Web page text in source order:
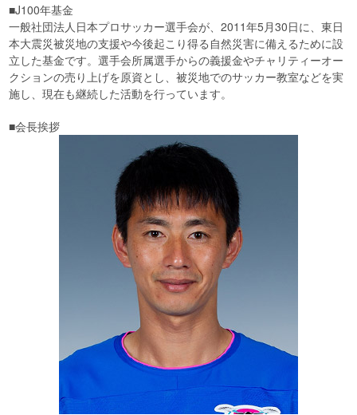
■J100年基金
一般社団法人日本プロサッカー選手会が、2011年5月30日に、東日
本大震災被災地の支援や今後起こり得る自然災害に備えるために設
立した基金です。選手会所属選手からの義援金やチャリティーオー
クションの売り上げを原資とし、被災地でのサッカー教室などを実
施し、現在も継続した活動を行っています。
■会長挨拶